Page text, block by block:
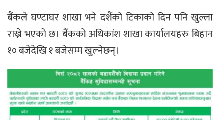
बैंकले घण्टाघर शाखा भने दशैंको टिकाको दिन पनि खुल्ला
राख्ने भएको छ। बैंकको अधिकांश शाखा कार्यालयहरु बिहान
१० बजेदेखि १ बजेसम्म खुल्नेछन्।